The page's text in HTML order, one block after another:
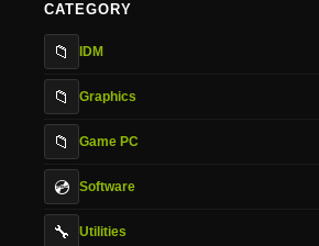
CATEGORY
📁 IDM
📁 Graphics
📁 Game PC
💿 Software
🔧 Utilities